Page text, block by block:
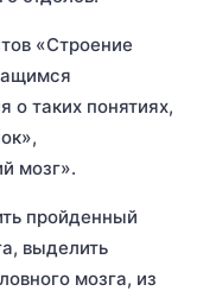
«Строение
о таких понятиях,
мозг».
пройденный
выделить
мозга, из